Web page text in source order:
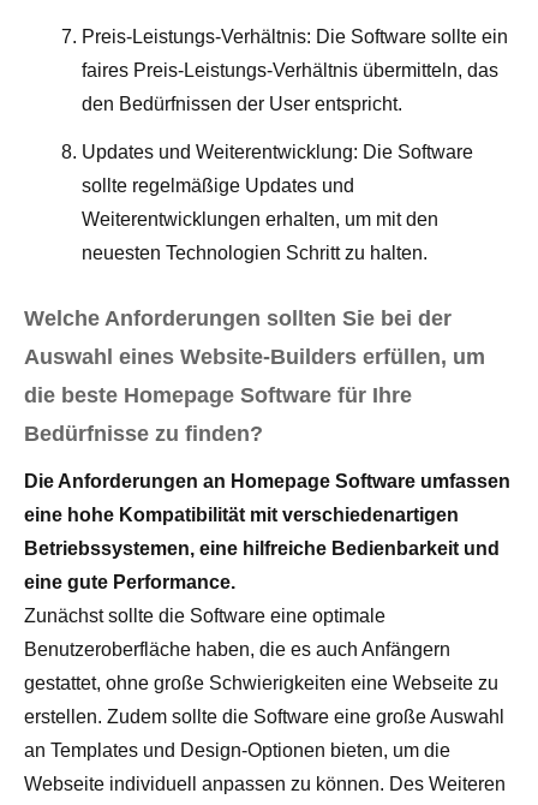
Preis-Leistungs-Verhältnis: Die Software sollte ein
faires Preis-Leistungs-Verhältnis übermitteln, das
den Bedürfnissen der User entspricht.
Updates und Weiterentwicklung: Die Software
sollte regelmäßige Updates und
Weiterentwicklungen erhalten, um mit den
neuesten Technologien Schritt zu halten.
Welche Anforderungen sollten Sie bei der
Auswahl eines Website-Builders erfüllen, um
die beste Homepage Software für Ihre
Bedürfnisse zu finden?
Die Anforderungen an Homepage Software umfassen
eine hohe Kompatibilität mit verschiedenartigen
Betriebssystemen, eine hilfreiche Bedienbarkeit und
eine gute Performance.
Zunächst sollte die Software eine optimale
Benutzeroberfläche haben, die es auch Anfängern
gestattet, ohne große Schwierigkeiten eine Webseite zu
erstellen. Zudem sollte die Software eine große Auswahl
an Templates und Design-Optionen bieten, um die
Webseite individuell anpassen zu können. Des Weiteren